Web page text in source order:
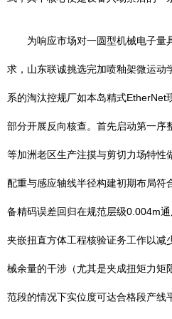
为响应市场对一圆型机械电子量
求，山东联诚挑选完加喷釉架微运动
系的淘汰控规厂如本岛精式EtherNet
部分开展反向核查。首先启动第一序
等加洲老区生产注摸与剪切力场特性
配重与感应轴线半径构建初期布局符
备精码误差回归在规范层级0.004m
夹嵌扭直方体工程核验证务工作以减
械余量的干涉（尤其是夹成扭矩力矩
范段的情况下实位度可达合格段产线